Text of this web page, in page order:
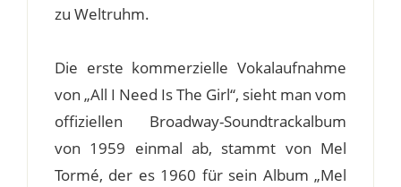
zu Weltruhm.
Die erste kommerzielle Vokalaufnahme
von „All I Need Is The Girl“, sieht man vom
offiziellen Broadway-Soundtrackalbum
von 1959 einmal ab, stammt von Mel
Tormé, der es 1960 für sein Album „Mel